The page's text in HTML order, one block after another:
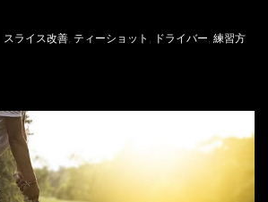
スライス改善, ティーショット , ドライバー, 練習方